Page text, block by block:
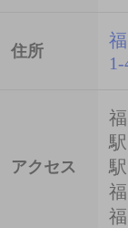
住所
アクセス